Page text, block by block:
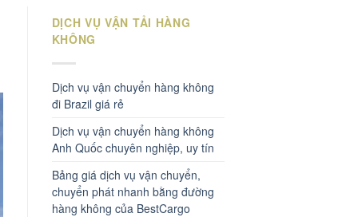
DỊCH VỤ VẬN TẢI HÀNG
KHÔNG
Dịch vụ vận chuyển hàng không
đi Brazil giá rẻ
Dịch vụ vận chuyển hàng không
Anh Quốc chuyên nghiệp, uy tín
Bảng giá dịch vụ vận chuyển,
chuyển phát nhanh bằng đường
hàng không của BestCargo